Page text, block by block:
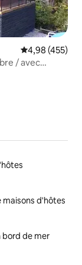
Évaluation
4,98 (455)
/ avec
maisons d'hôtes
bord de mer